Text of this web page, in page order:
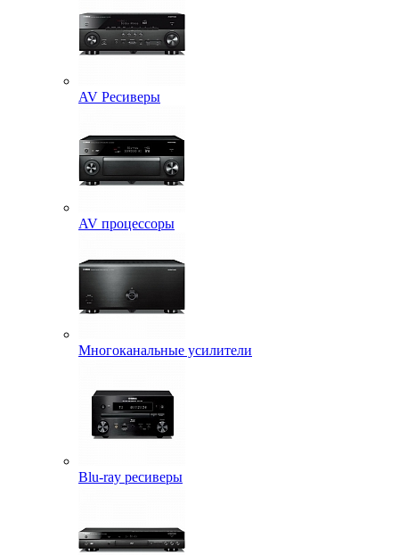
AV Ресиверы
AV процессоры
Многоканальные усилители
Blu-ray ресиверы